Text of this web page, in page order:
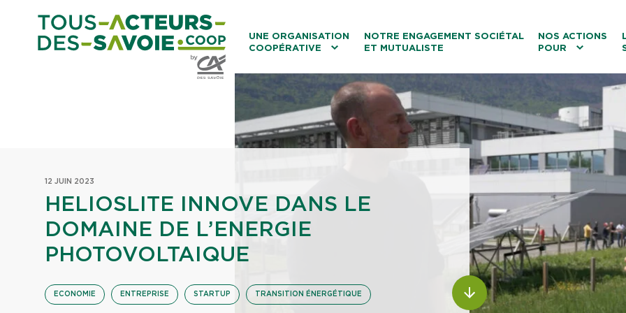
UNE ORGANISATION
COOPÉRATIVE
Caisses Locales
NOTRE ENGAGEMENT SOCIÉTAL
ET MUTUALISTE
NOS ACTIONS
POUR
Les transitions
La biodiversité
12 JUIN 2023
HELIOSLITE INNOVE DANS LE
DOMAINE DE L’ENERGIE
PHOTOVOLTAIQUE
ECONOMIE ENTREPRISE STARTUP TRANSITION ÉNERGÉTIQUE ALLER AU CONTENU